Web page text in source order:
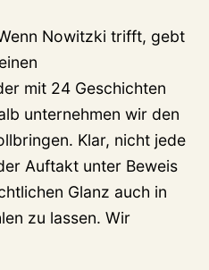
Nowitzki trifft, gebt
mit 24 Geschichten
unternehmen wir den
Klar, nicht jede
Auftakt unter Beweis
Glanz auch in
zu lassen. Wir